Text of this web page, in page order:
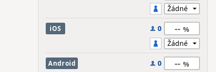
iOS 0 --
Android 0 --